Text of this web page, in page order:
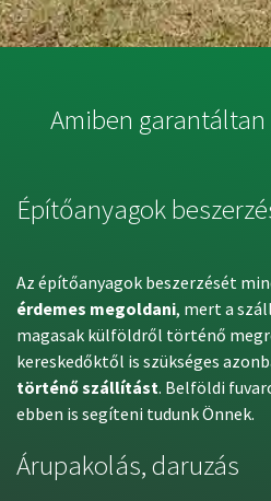
Amiben
Építőanyagok
Az építőanyagok beszerzését
érdemes megoldani, mert a
magasak külföldről történő
kereskedőktől is szükséges
történő szállítást. Belföldi
ebben is segíteni tudunk Önnek.
Árupakolás, daruzás